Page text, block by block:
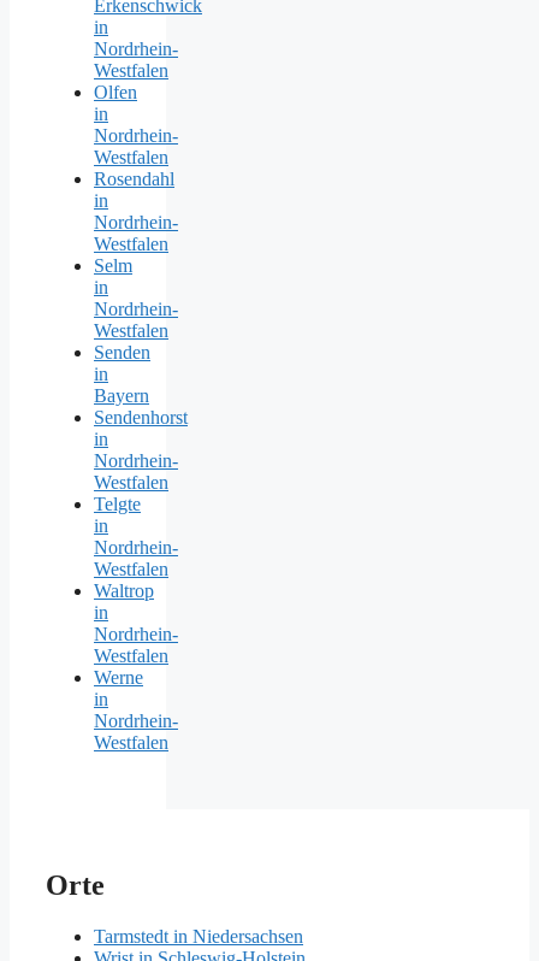
Erkenschwick
in
Nordrhein-
Westfalen
Olfen
in
Nordrhein-
Westfalen
Rosendahl
in
Nordrhein-
Westfalen
Selm
in
Nordrhein-
Westfalen
Senden
in
Bayern
Sendenhorst
in
Nordrhein-
Westfalen
Telgte
in
Nordrhein-
Westfalen
Waltrop
in
Nordrhein-
Westfalen
Werne
in
Nordrhein-
Westfalen
Orte
Tarmstedt in Niedersachsen